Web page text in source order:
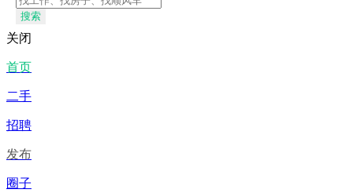
搜索
关闭
首页
二手
招聘
发布
圈子